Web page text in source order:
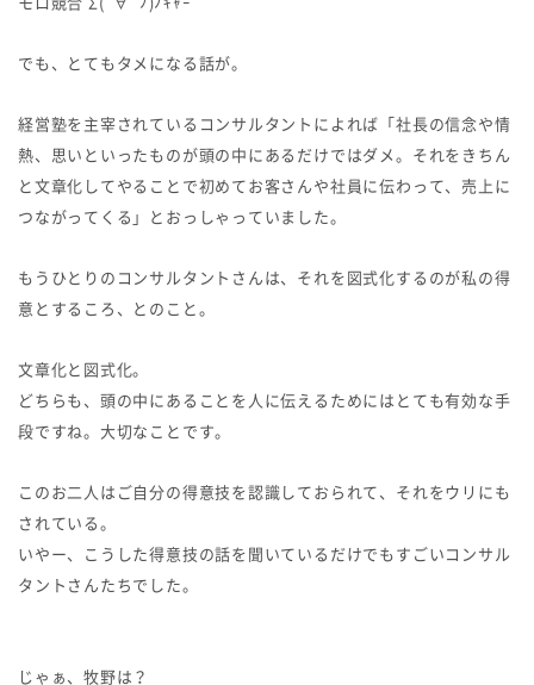
でも、とてもタメになる話が。
経営塾を主宰されているコンサルタントによれば「社長の信念や情
熱、思いといったものが頭の中にあるだけではダメ。それをきちん
と文章化してやることで初めてお客さんや社員に伝わって、売上に
つながってくる」とおっしゃっていました。
もうひとりのコンサルタントさんは、それを図式化するのが私の得
意とするころ、とのこと。
文章化と図式化。
どちらも、頭の中にあることを人に伝えるためにはとても有効な手
段ですね。大切なことです。
このお二人はご自分の得意技を認識しておられて、それをウリにも
されている。
いやー、こうした得意技の話を聞いているだけでもすごいコンサル
タントさんたちでした。
じゃぁ、牧野は？